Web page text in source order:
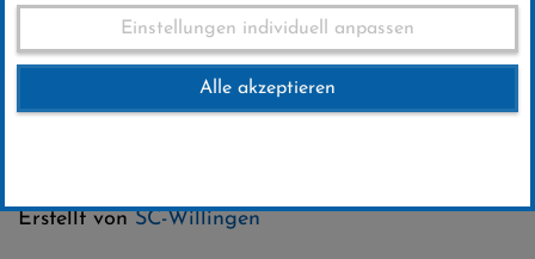
Stimmen Einzelwettkampf
10.01.2016
Erstellt vonSC-Willingen
Einstellungen individuell anpassen
Alle akzeptieren